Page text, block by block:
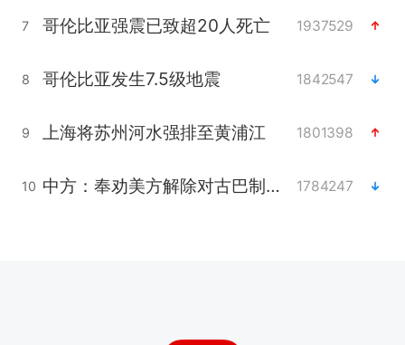
7 哥伦比亚强震已致超20人死亡 1937529
8 哥伦比亚发生7.5级地震 1842547
9 上海将苏州河水强排至黄浦江 1801398
10 中方：奉劝美方解除对古巴制裁封锁 1784247